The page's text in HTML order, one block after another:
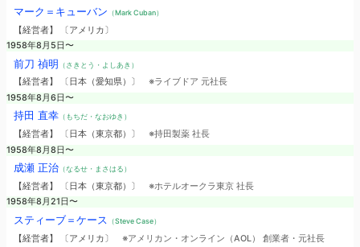
マーク＝キューバン （Mark Cuban）
【経営者】 〔アメリカ〕
1958年8月5日〜
前刀 禎明 （さきとう・よしあき）
【経営者】 〔日本（愛知県）〕 ※ライブドア 元社長
1958年8月6日〜
持田 直幸（もちだ・なおゆき）
【経営者】 〔日本（東京都）〕 ※持田製薬 社長
1958年8月8日〜
成瀬 正治（なるせ・まさはる）
【経営者】 〔日本（東京都）〕 ※ホテルオークラ東京 社長
1958年8月21日〜
スティーブ＝ケース （Steve Case）
【経営者】 〔アメリカ〕 ※アメリカン・オンライン（AOL） 創業者・元社長